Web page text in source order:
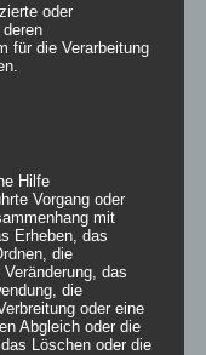
– wie
neu erfindet
oder
für die Verarbeitung
Hilfe
Vorgang oder
mit
Erheben, das
die
das
die
oder eine
Abgleich oder die
Löschen oder die